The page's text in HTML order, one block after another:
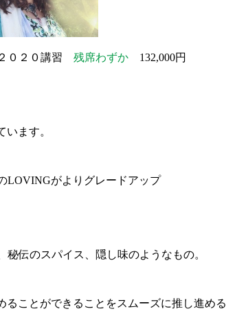
０２０講習 残席わずか 132,000円
ます。
LOVINGがよりグレードアップ
伝のスパイス、隠し味のようなもの。
ことができることをスムーズに推し進める